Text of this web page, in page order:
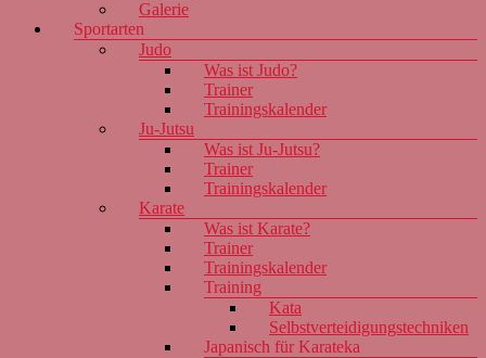
Galerie
Sportarten
Judo
Was ist Judo?
Trainer
Trainingskalender
Ju-Jutsu
Was ist Ju-Jutsu?
Trainer
Trainingskalender
Karate
Was ist Karate?
Trainer
Trainingskalender
Training
Kata
Selbstverteidigungstechniken
Japanisch für Karateka